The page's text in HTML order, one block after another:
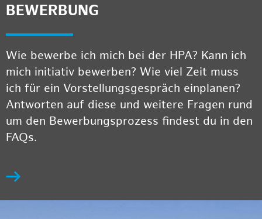
BEWERBUNG
Wie bewerbe ich mich bei der HPA? Kann ich
mich initiativ bewerben? Wie viel Zeit muss
ich für ein Vorstellungsgespräch einplanen?
Antworten auf diese und weitere Fragen rund
um den Bewerbungsprozess findest du in den
FAQs.